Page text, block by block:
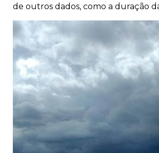
de outros dados, como a duração